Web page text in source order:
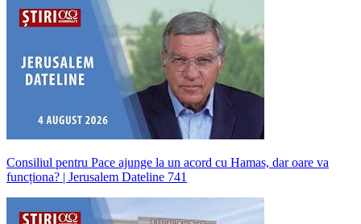
Consiliul pentru Pace ajunge la un acord cu Hamas, dar oare va
funcționa? | Jerusalem Dateline 741